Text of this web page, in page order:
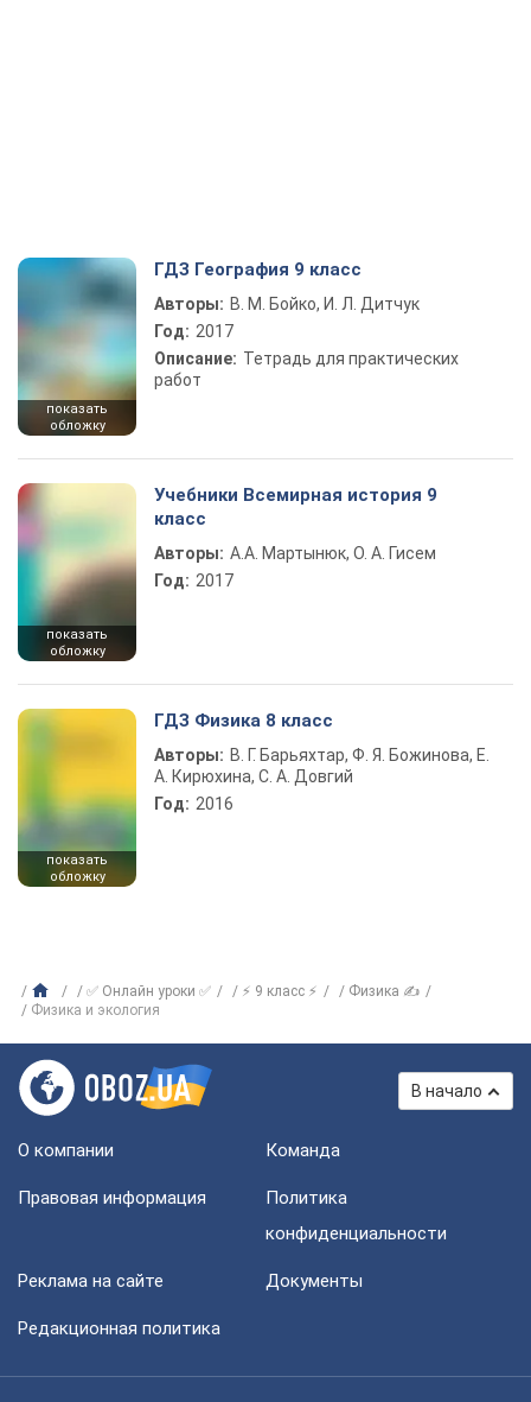
показать
обложку
ГДЗ География 9 класс
Авторы: В. М. Бойко, И. Л. Дитчук
Год: 2017
Описание: Тетрадь для практических
работ
показать
обложку
Учебники Всемирная история 9
класс
Авторы: А.А. Мартынюк, О. А. Гисем
Год: 2017
показать
обложку
ГДЗ Физика 8 класс
Авторы: В. Г. Барьяхтар, Ф. Я. Божинова, Е.
А. Кирюхина, С. А. Довгий
Год: 2016
✅ Онлайн уроки ✅ ⚡ 9 класс ⚡
Физика ✍
Физика и экология
В начало
О компании Команда
Правовая информация
Политика
конфиденциальности
Реклама на сайте Документы
Редакционная политика